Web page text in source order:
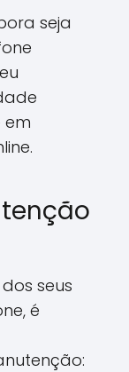
seja
em
seus
é